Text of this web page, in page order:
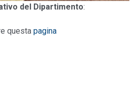
del Dipartimento:
questa pagina